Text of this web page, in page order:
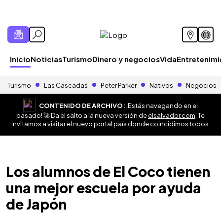
InicioNoticiasTurismoDinero y negociosVida
Turismo Las Cascadas Peter Parker Nativos Negocios
CONTENIDO DE ARCHIVO:¡Estás navegando en el
pasado! 🚀 Da el salto a la nueva versión deelsalvador.com . Te
invitamos a visitar el nuevo portal país donde coincidimos todos.
Los alumnos de El Coco tienen
una mejor escuela por ayuda
de Japón